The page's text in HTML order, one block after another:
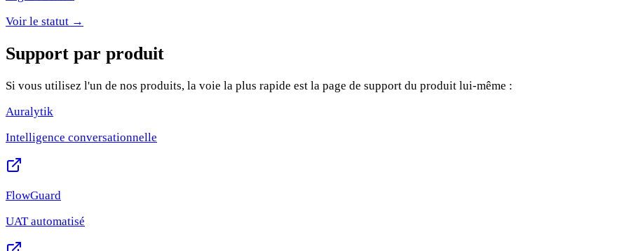
Voir le statut →
Support par produit
Si vous utilisez l'un de nos produits, la voie la plus rapide est la page de support du produit lui-même :
Auralytik
Intelligence conversationnelle
FlowGuard
UAT automatisé